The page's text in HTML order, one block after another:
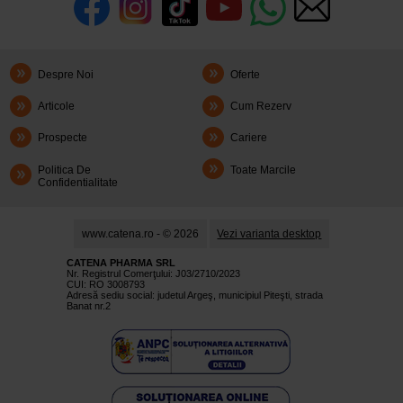
Despre Noi Oferte
Articole Cum Rezerv
Prospecte Cariere
Politica De
Confidentialitate
Toate Marcile
www.catena.ro - © 2026 Vezi varianta desktop
CATENA PHARMA SRL
Nr. Registrul Comerţului: J03/2710/2023
CUI: RO 3008793
Adresă sediu social: judetul Argeş, municipiul Piteşti, strada
Banat nr.2